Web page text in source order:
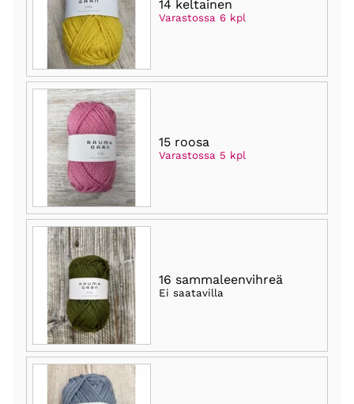
14 keltainen
Varastossa 6 kpl
15 roosa
Varastossa 5 kpl
16 sammaleenvihreä
Ei saatavilla